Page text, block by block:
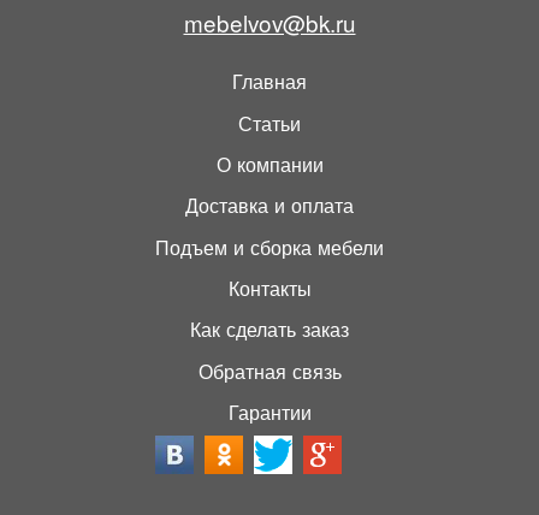
mebelvov@bk.ru
Главная
Статьи
О компании
Доставка и оплата
Подъем и сборка мебели
Контакты
Как сделать заказ
Обратная связь
Гарантии